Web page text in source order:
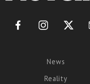
News
Reality